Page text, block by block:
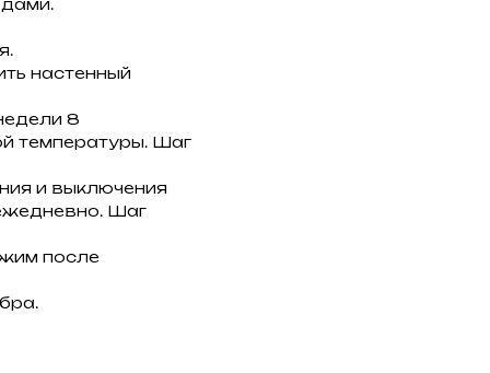
настенный
8
температуры. Шаг
и выключения
Шаг
после